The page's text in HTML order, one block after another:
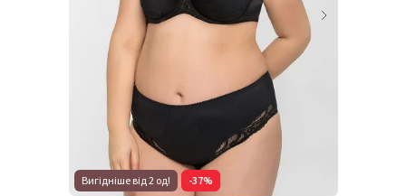
Вигідніше від 2 од! -37%